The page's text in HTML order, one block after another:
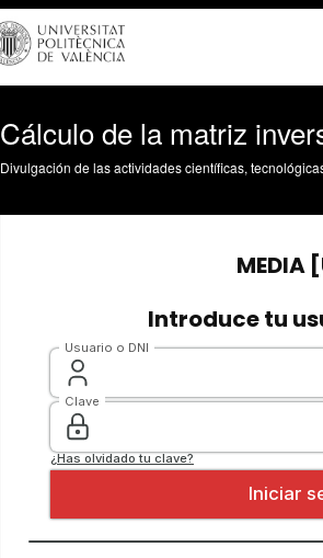
Cálculo de la matriz
Divulgación de las actividades científicas,